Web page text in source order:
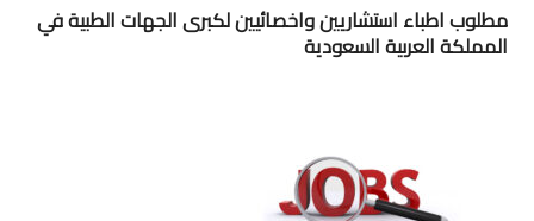
مطلوب اطباء استشاريين واخصائيين لكبرى الجهات الطبية في
المملكة العربية السعودية